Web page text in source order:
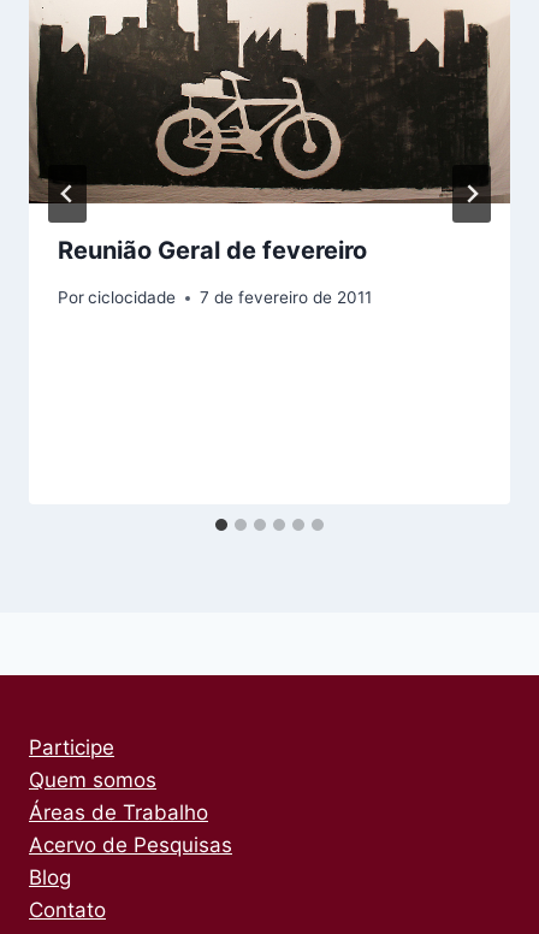
Reunião Geral de fevereiro
Porciclocidade 7 de fevereiro de 2011
Participe
Quem somos
Áreas de Trabalho
Acervo de Pesquisas
Blog
Contato